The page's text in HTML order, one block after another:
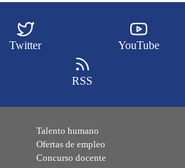
Twitter YouTube
RSS
Talento humano
Ofertas de empleo
Concurso docente